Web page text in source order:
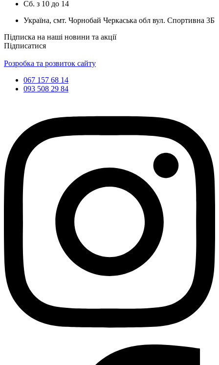
Сб. з 10 до 14
Україна, смт. Чорнобай Черкаська обл вул. Спортивна 3Б
Підписка на наші новини та акції
Підписатися
Розробка та розвиток сайту
067 157 68 14
093 508 29 84